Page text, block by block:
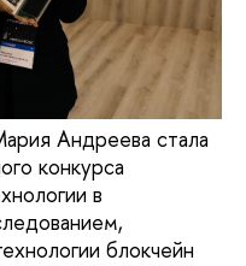
Андреева стала
конкурса
в
блокчейн